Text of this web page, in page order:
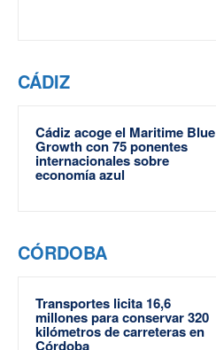
CÁDIZ
Cádiz acoge el Maritime Blue
Growth con 75 ponentes
internacionales sobre
economía azul
CÓRDOBA
Transportes licita 16,6
millones para conservar 320
kilómetros de carreteras en
Córdoba